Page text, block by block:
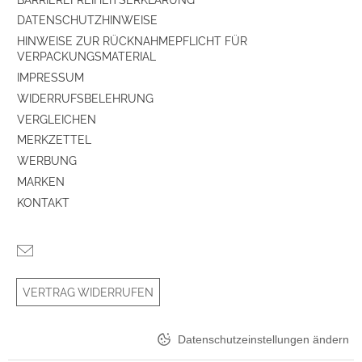
Gehäuse-Eigenschaften
Breite (cm) 23.6
Höhe (cm)
Tiefe (cm) 42.9
Gewicht (kg)
Farbe schwarz
DATENSCHUTZHINWEISE
HINWEISE ZUR RÜCKNAHMEPFLICHT FÜR
VERPACKUNGSMATERIAL
IMPRESSUM
WIDERRUFSBELEHRUNG
VERGLEICHEN
MERKZETTEL
WERBUNG
MARKEN
KONTAKT
VERTRAG WIDERRUFEN
Datenschutzeinstellungen ändern